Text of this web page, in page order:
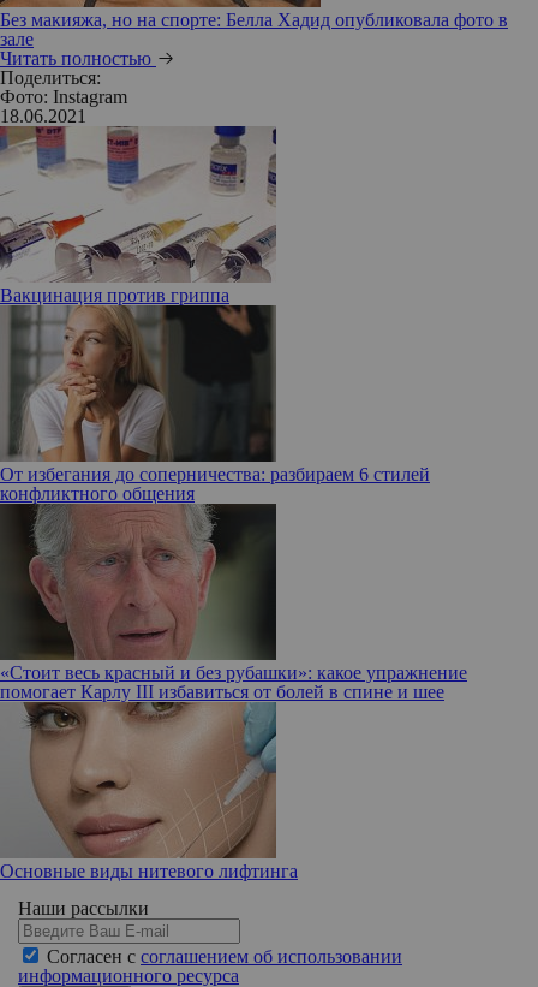
Без макияжа, но на спорте: Белла Хадид опубликовала фото в
зале
Читать полностью
Поделиться:
Фото: Instagram
18.06.2021
Вакцинация против гриппа
От избегания до соперничества: разбираем 6 стилей
конфликтного общения
«Стоит весь красный и без рубашки»: какое упражнение
помогает Карлу III избавиться от болей в спине и шее
Основные виды нитевого лифтинга
Наши рассылки
Согласен с соглашением об использовании
информационного ресурса